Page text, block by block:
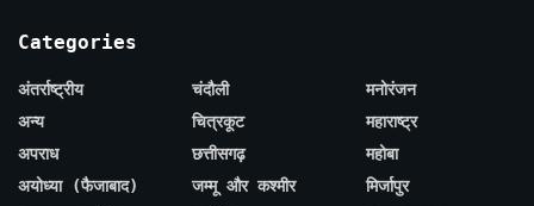
Categories
अंतर्राष्ट्रीय
अन्य
अपराध
अयोध्या (फैजाबाद)
चंदौली
चित्रकूट
छत्तीसगढ़
जम्मू और कश्मीर
मनोरंजन
महाराष्ट्र
महोबा
मिर्जापुर